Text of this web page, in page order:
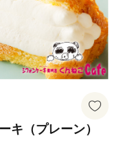
豊岡市長
キ（プレーン）